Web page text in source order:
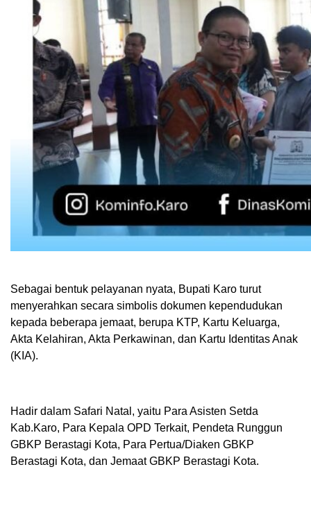
Sebagai bentuk pelayanan nyata, Bupati Karo turut
menyerahkan secara simbolis dokumen kependudukan
kepada beberapa jemaat, berupa KTP, Kartu Keluarga,
Akta Kelahiran, Akta Perkawinan, dan Kartu Identitas Anak
(KIA).
Hadir dalam Safari Natal, yaitu Para Asisten Setda
Kab.Karo, Para Kepala OPD Terkait, Pendeta Runggun
GBKP Berastagi Kota, Para Pertua/Diaken GBKP
Berastagi Kota, dan Jemaat GBKP Berastagi Kota.